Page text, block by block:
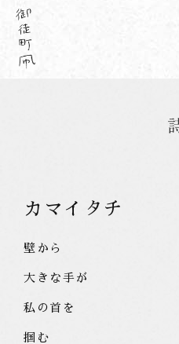
カマイタチ
壁から
大きな手が
私の首を
掴む